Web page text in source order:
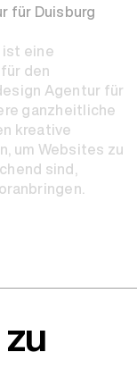
für Duisburg
eine
den
Agentur für
ganzheitliche
kreative
um Websites zu
sind,